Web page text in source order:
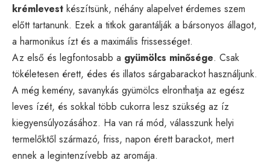
krémlevest készítsünk, néhány alapelvet érdemes szem
előtt tartanunk. Ezek a titkok garantálják a bársonyos állagot,
a harmonikus ízt és a maximális frissességet.
Az első és legfontosabb a gyümölcs minősége. Csak
tökéletesen érett, édes és illatos sárgabarackot használjunk.
A még kemény, savanykás gyümölcs elronthatja az egész
leves ízét, és sokkal több cukorra lesz szükség az íz
kiegyensúlyozásához. Ha van rá mód, válasszunk helyi
termelőktől származó, friss, napon érett barackot, mert
ennek a legintenzívebb az aromája.